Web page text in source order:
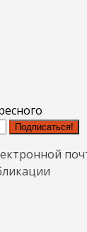
Подписаться!